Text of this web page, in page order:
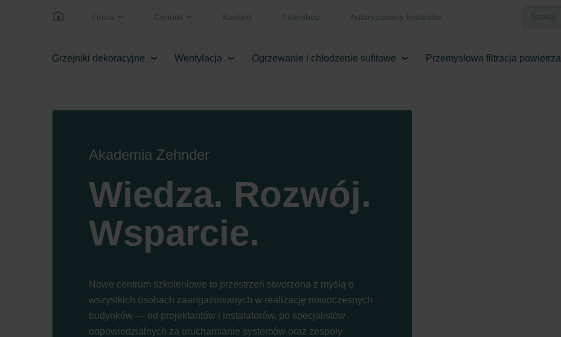
Firma Cenniki Kontakt Filtershop Autoryzowany Instalator
Grzejniki dekoracyjne Wentylacja Ogrzewanie i chłodzenie sufitowe Przemysłowa filtracja powietrza
Akademia Zehnder
Wiedza. Rozwój.
Wsparcie.
Nowe centrum szkoleniowe to przestrzeń stworzona z myślą o
wszystkich osobach zaangażowanych w realizację nowoczesnych
budynków — od projektantów i instalatorów, po specjalistów
odpowiedzialnych za uruchamianie systemów oraz zespoły